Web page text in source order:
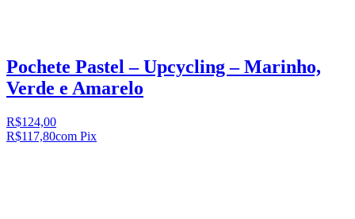
Pochete Pastel – Upcycling – Marinho,
Verde e Amarelo
R$124,00
R$117,80com Pix